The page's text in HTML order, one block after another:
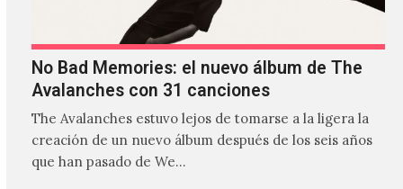
No Bad Memories: el nuevo álbum de The
Avalanches con 31 canciones
The Avalanches estuvo lejos de tomarse a la ligera la
creación de un nuevo álbum después de los seis años
que han pasado de We…